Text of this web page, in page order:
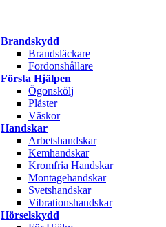
Brandskydd
Brandsläckare
Fordonshållare
Första Hjälpen
Ögonskölj
Plåster
Väskor
Handskar
Arbetshandskar
Kemhandskar
Kromfria Handskar
Montagehandskar
Svetshandskar
Vibrationshandskar
Hörselskydd